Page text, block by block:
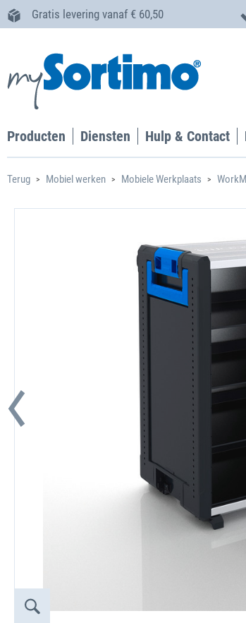
Gratis levering vanaf € 60,50
Producten Diensten Hulp & Contact
Terug Mobiel werken Mobiele Werkplaats